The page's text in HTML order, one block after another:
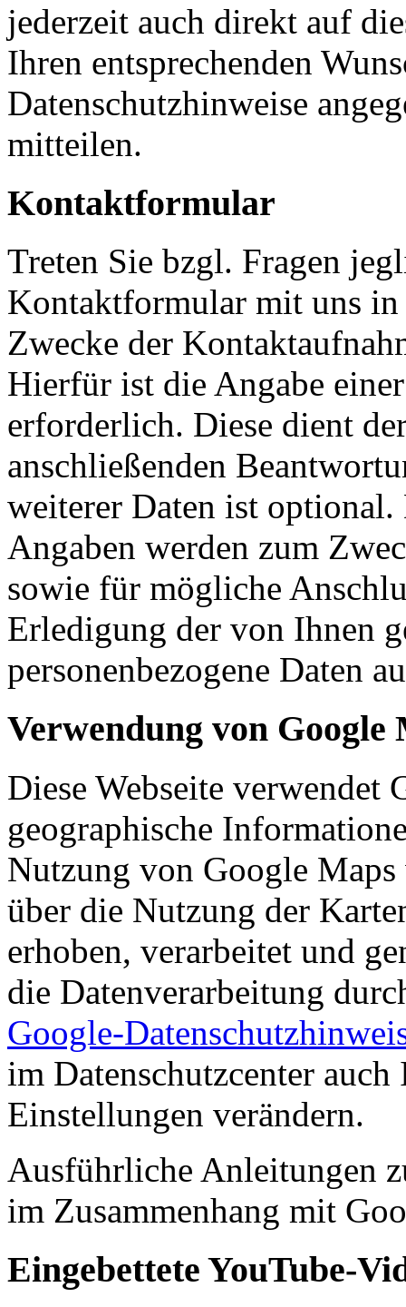
jederzeit auch direkt auf
Ihren entsprechenden
Datenschutzhinweise
mitteilen.
Kontaktformular
Treten Sie bzgl. Fragen
Kontaktformular mit uns
Zwecke der
Hierfür ist die Angabe
erforderlich. Diese dient
anschließenden
weiterer Daten ist
Angaben werden zum
sowie für mögliche
Erledigung der von Ihnen
personenbezogene Daten
Verwendung von Google
Diese Webseite verwendet
geographische
Nutzung von Google
über die Nutzung der
erhoben, verarbeitet und
die Datenverarbeitung
Google-
im Datenschutzcenter
Einstellungen verändern.
Ausführliche Anleitungen
im Zusammenhang mit
Eingebettete YouTube-